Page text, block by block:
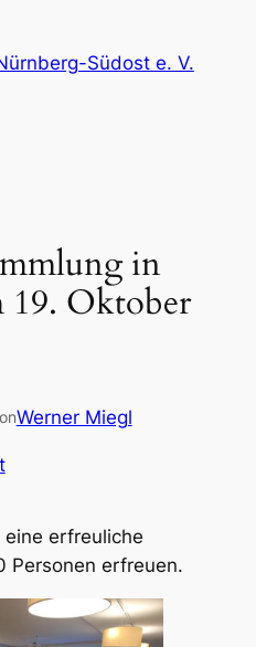
Südost e. V.
in
19. Oktober
Werner Miegl
erfreuliche
Personen erfreuen.